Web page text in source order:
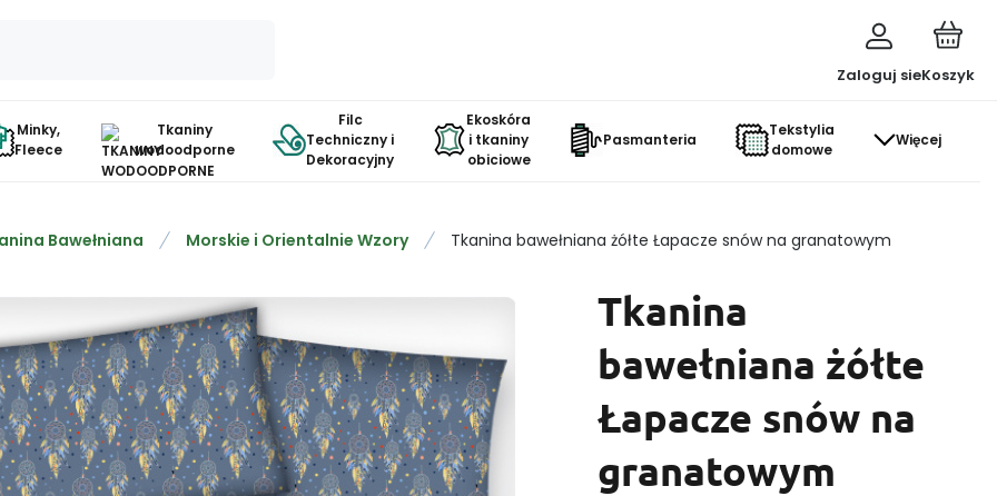
Zaloguj sieKoszyk
Minky,
Fleece
Tkaniny
wodoodporne
Filc
Techniczny i
Dekoracyjny
Ekoskóra
i tkaniny
obiciowe
Pasmanteria
Tekstylia
domowe
Więcej
Bawełniana Morskie i Orientalnie Wzory Tkanina bawełniana żółte Łapacze snów na granatowym
Tkanina
bawełniana żółte
Łapacze snów na
granatowym